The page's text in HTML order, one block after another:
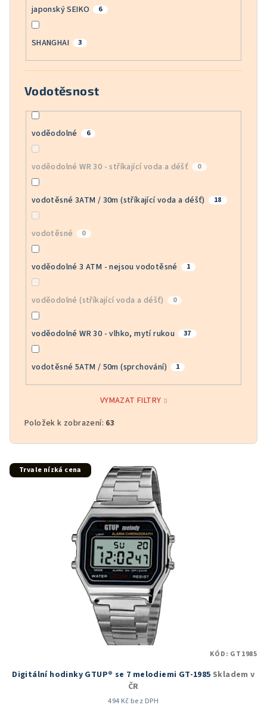
japonský SEIKO 6
SHANGHAI 3
Vodotěsnost
voděodolné 6
voděodolné WR 30 - stříkající voda a déšť 0
vodotěsné 3ATM / 30m (stříkající voda a déšť) 18
vodotěsné 0
voděodolné 3 ATM - nejsou vodotěsné 1
voděodolné (stříkající voda a déšť) 0
voděodolné WR 30 - vlhko, mytí rukou 37
vodotěsné 5ATM / 50m (sprchování) 1
VYMAZAT FILTRY
Položek k zobrazení: 63
V
ý
Trvale nízká cena
Digitální hodinky GTUP® se 7 melodiemi GT-1985 Skladem v
ČR
494 Kč bez DPH
KÓD: GT1985